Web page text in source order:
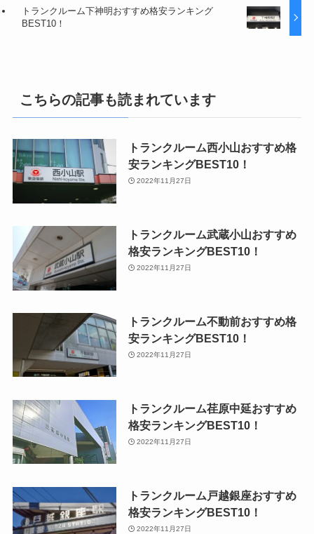
トランクルーム下神明おすすめ格安ランキング
BEST10！
こちらの記事も読まれています
トランクルーム西小山おすすめ格
安ランキングBEST10！
2022年11月27日
トランクルーム武蔵小山おすすめ
格安ランキングBEST10！
2022年11月27日
トランクルーム不動前おすすめ格
安ランキングBEST10！
2022年11月27日
トランクルーム荏原中延おすすめ
格安ランキングBEST10！
2022年11月27日
トランクルーム戸越銀座おすすめ
格安ランキングBEST10！
2022年11月27日